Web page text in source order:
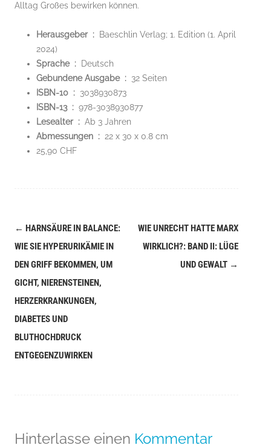
Alltag Großes bewirken können.
Herausgeber ‏ : ‎
Baeschlin Verlag; 1. Edition (1. April
2024)
Sprache ‏ : ‎
Deutsch
Gebundene Ausgabe ‏ : ‎ 32 Seiten
ISBN-10 ‏ : ‎ 3038930873
ISBN-13 ‏ : ‎ 978-3038930877
Lesealter ‏ : ‎ Ab 3 Jahren
Abmessungen ‏ : ‎ 22 x 30 x 0.8 cm
25,90 CHF
Navigation
(Beiträge)
← HARNSÄURE IN BALANCE:
WIE SIE HYPERURIKÄMIE IN
DEN GRIFF BEKOMMEN, UM
GICHT, NIERENSTEINEN,
HERZERKRANKUNGEN,
DIABETES UND
BLUTHOCHDRUCK
ENTGEGENZUWIRKEN
WIE UNRECHT HATTE MARX
WIRKLICH?: BAND II: LÜGE
UND GEWALT →
Hinterlasse einen Kommentar